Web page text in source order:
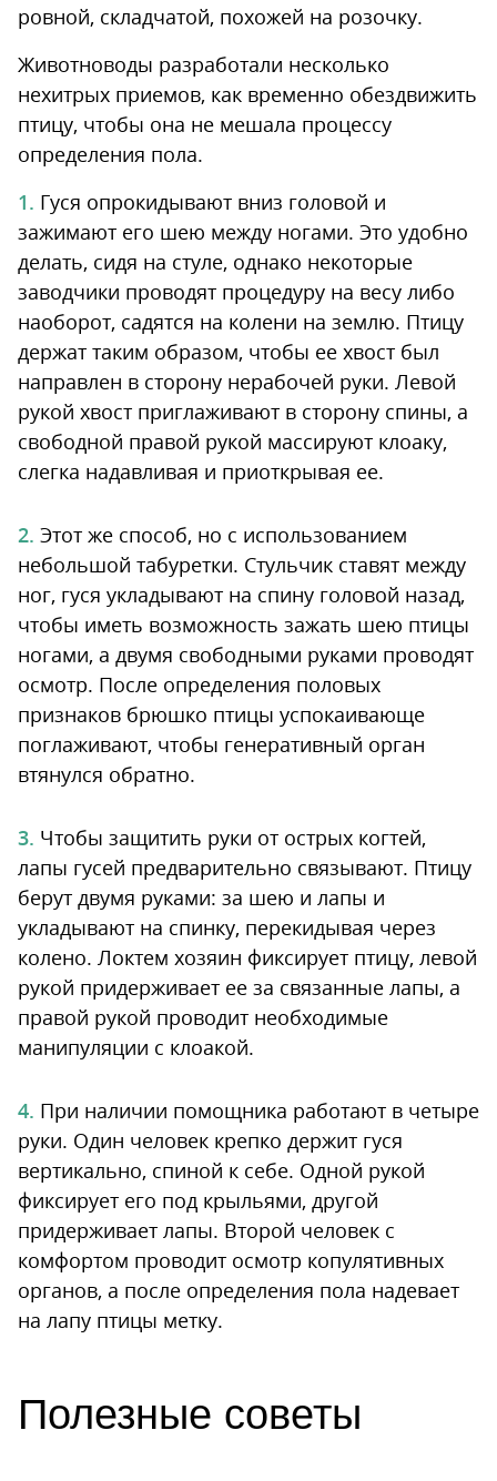
ровной, складчатой, похожей на розочку.
Животноводы разработали несколько
нехитрых приемов, как временно обездвижить
птицу, чтобы она не мешала процессу
определения пола.
Гуся опрокидывают вниз головой и
зажимают его шею между ногами. Это удобно
делать, сидя на стуле, однако некоторые
заводчики проводят процедуру на весу либо
наоборот, садятся на колени на землю. Птицу
держат таким образом, чтобы ее хвост был
направлен в сторону нерабочей руки. Левой
рукой хвост приглаживают в сторону спины, а
свободной правой рукой массируют клоаку,
слегка надавливая и приоткрывая ее.
Этот же способ, но с использованием
небольшой табуретки. Стульчик ставят между
ног, гуся укладывают на спину головой назад,
чтобы иметь возможность зажать шею птицы
ногами, а двумя свободными руками проводят
осмотр. После определения половых
признаков брюшко птицы успокаивающе
поглаживают, чтобы генеративный орган
втянулся обратно.
Чтобы защитить руки от острых когтей,
лапы гусей предварительно связывают. Птицу
берут двумя руками: за шею и лапы и
укладывают на спинку, перекидывая через
колено. Локтем хозяин фиксирует птицу, левой
рукой придерживает ее за связанные лапы, а
правой рукой проводит необходимые
манипуляции с клоакой.
При наличии помощника работают в четыре
руки. Один человек крепко держит гуся
вертикально, спиной к себе. Одной рукой
фиксирует его под крыльями, другой
придерживает лапы. Второй человек с
комфортом проводит осмотр копулятивных
органов, а после определения пола надевает
на лапу птицы метку.
Полезные советы